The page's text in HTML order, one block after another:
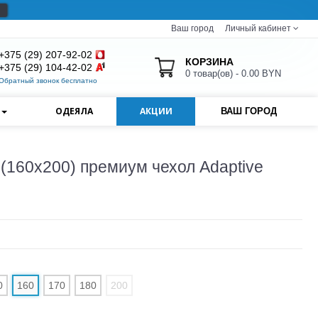
Ваш город Личный кабинет
(29) 207-92-02
(29) 104-42-02
звонок бесплатно
КОРЗИНА
0 товар(ов) - 0.00 BYN
ОДЕЯЛА АКЦИИ ВАШ ГОРОД
премиум чехол Adaptive
160 170 180 200